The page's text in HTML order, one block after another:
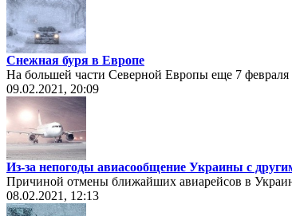
Снежная буря в Европе
На большей части Северной Европы еще 7 февраля
09.02.2021, 20:09
Из-за непогоды авиасообщение Украины с
Причиной отмены ближайших авиарейсов в
08.02.2021, 12:13